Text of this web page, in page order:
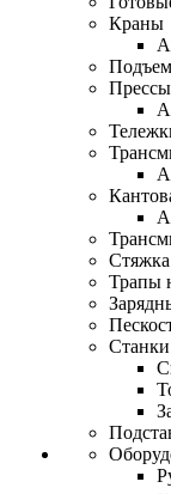
Краны
Прессы
Трапы
Станки